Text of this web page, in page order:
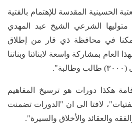
الحسينية المقدسة للإهتمام بالفتية
متوليها الشرعي الشيخ عبد المهدي
تمكنا في محافظة ذي قار من إطلاق
العام بمشاركة واسعة لابنائنا وبناتنا
هكذا دورات هو ترسيخ المفاهيم
لافتا الى ان "الدورات تضمنت
والعقائد والأخلاق والسيرة".